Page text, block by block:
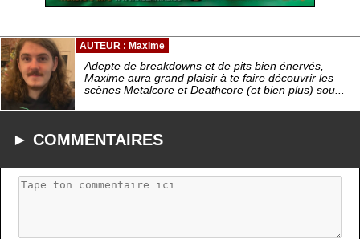
AUTEUR : Maxime
Adepte de breakdowns et de pits bien énervés,
Maxime aura grand plaisir à te faire découvrir les
scènes Metalcore et Deathcore (et bien plus) sou...
► COMMENTAIRES